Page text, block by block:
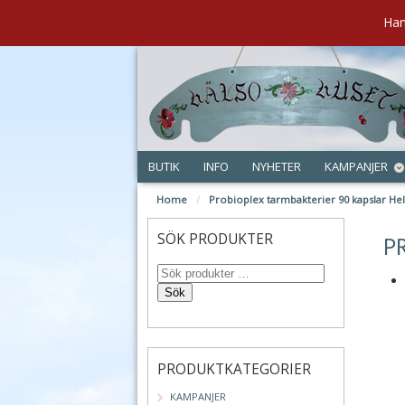
BUTIK INFO NYHETER KAMPANJER
Home / Probioplex tarmbakterier 90 kapslar
SÖK PRODUKTER
Sök
PRODUKTKATEGORIER
KAMPANJER